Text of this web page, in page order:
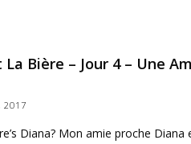
La Bière – Jour 4 – Une
2017
Diana? Mon amie proche Diana